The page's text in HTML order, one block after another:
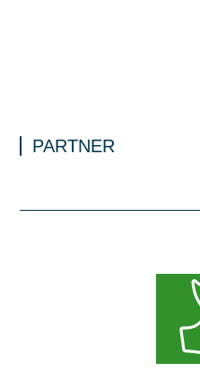
PARTNER